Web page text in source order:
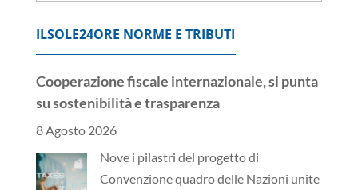
ILSOLE24ORE NORME E TRIBUTI
Cooperazione fiscale internazionale, si punta
su sostenibilità e trasparenza
8 Agosto 2026
Nove i pilastri del progetto di
Convenzione quadro delle Nazioni unite